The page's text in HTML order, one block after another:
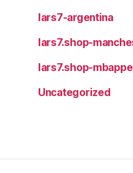
lars7-argentina
lars7.shop-
lars7.shop-mbappe
Uncategorized